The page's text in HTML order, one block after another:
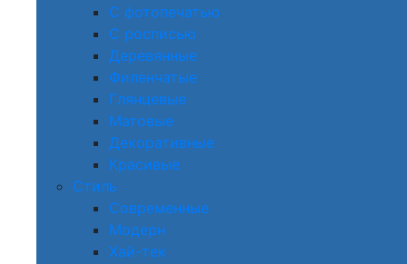
С фотопечатью
С росписью
Деревянные
Филенчатые
Глянцевые
Матовые
Декоративные
Красивые
Стиль
Современные
Модерн
Хай-тек